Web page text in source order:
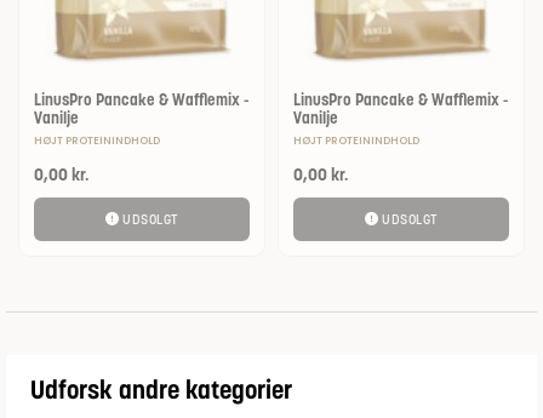
LinusPro Pancake & Wafflemix -
Vanilje
HØJT PROTEININDHOLD
0,00kr.
UDSOLGT
LinusPro Pancake & Wafflemix -
Vanilje
HØJT PROTEININDHOLD
0,00kr.
UDSOLGT
Udforsk andre kategorier